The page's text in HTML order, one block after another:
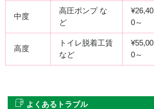
中度
高圧ポンプ な
ど
¥26,40
0～
高度
トイレ脱着工賃
など
¥55,00
0～
よくあるトラブル